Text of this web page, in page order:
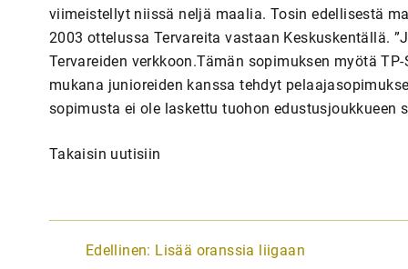
viimeistellyt niissä neljä maalia. Tosin edellisestä
2003 ottelussa Tervareita vastaan Keskuskentällä.
Tervareiden verkkoon.Tämän sopimuksen myötä
mukana junioreiden kanssa tehdyt
sopimusta ei ole laskettu tuohon edustusjoukkueen
Takaisin uutisiin
A
Edellinen: Lisää oranssia liigaan